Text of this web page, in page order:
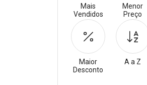
Mais
Vendidos
Menor
Preço
Maior
Desconto
A a Z